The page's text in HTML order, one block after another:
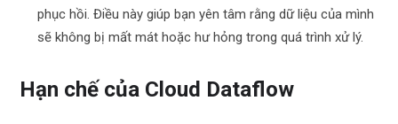
phục hồi. Điều này giúp bạn yên tâm rằng dữ liệu của mình
sẽ không bị mất mát hoặc hư hỏng trong quá trình xử lý.
Hạn chế của Cloud Dataflow